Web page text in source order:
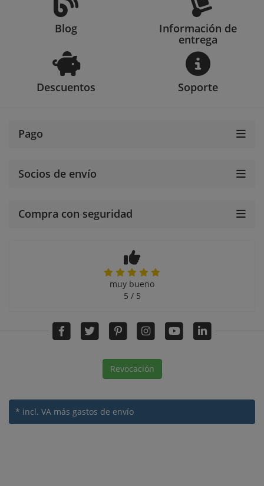
Blog Información de
entrega
Descuentos Soporte
Pago
Socios de envío
Compra con seguridad
muy bueno
5 / 5
Revocación
* incl. VA más gastos de envío